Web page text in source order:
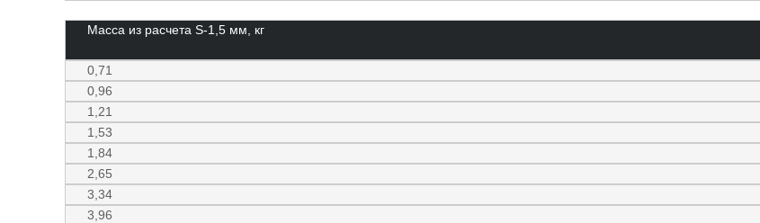
Масса из расчета S-1,5 мм, кг
0,71
0,96
1,21
1,53
1,84
2,65
3,34
3,96